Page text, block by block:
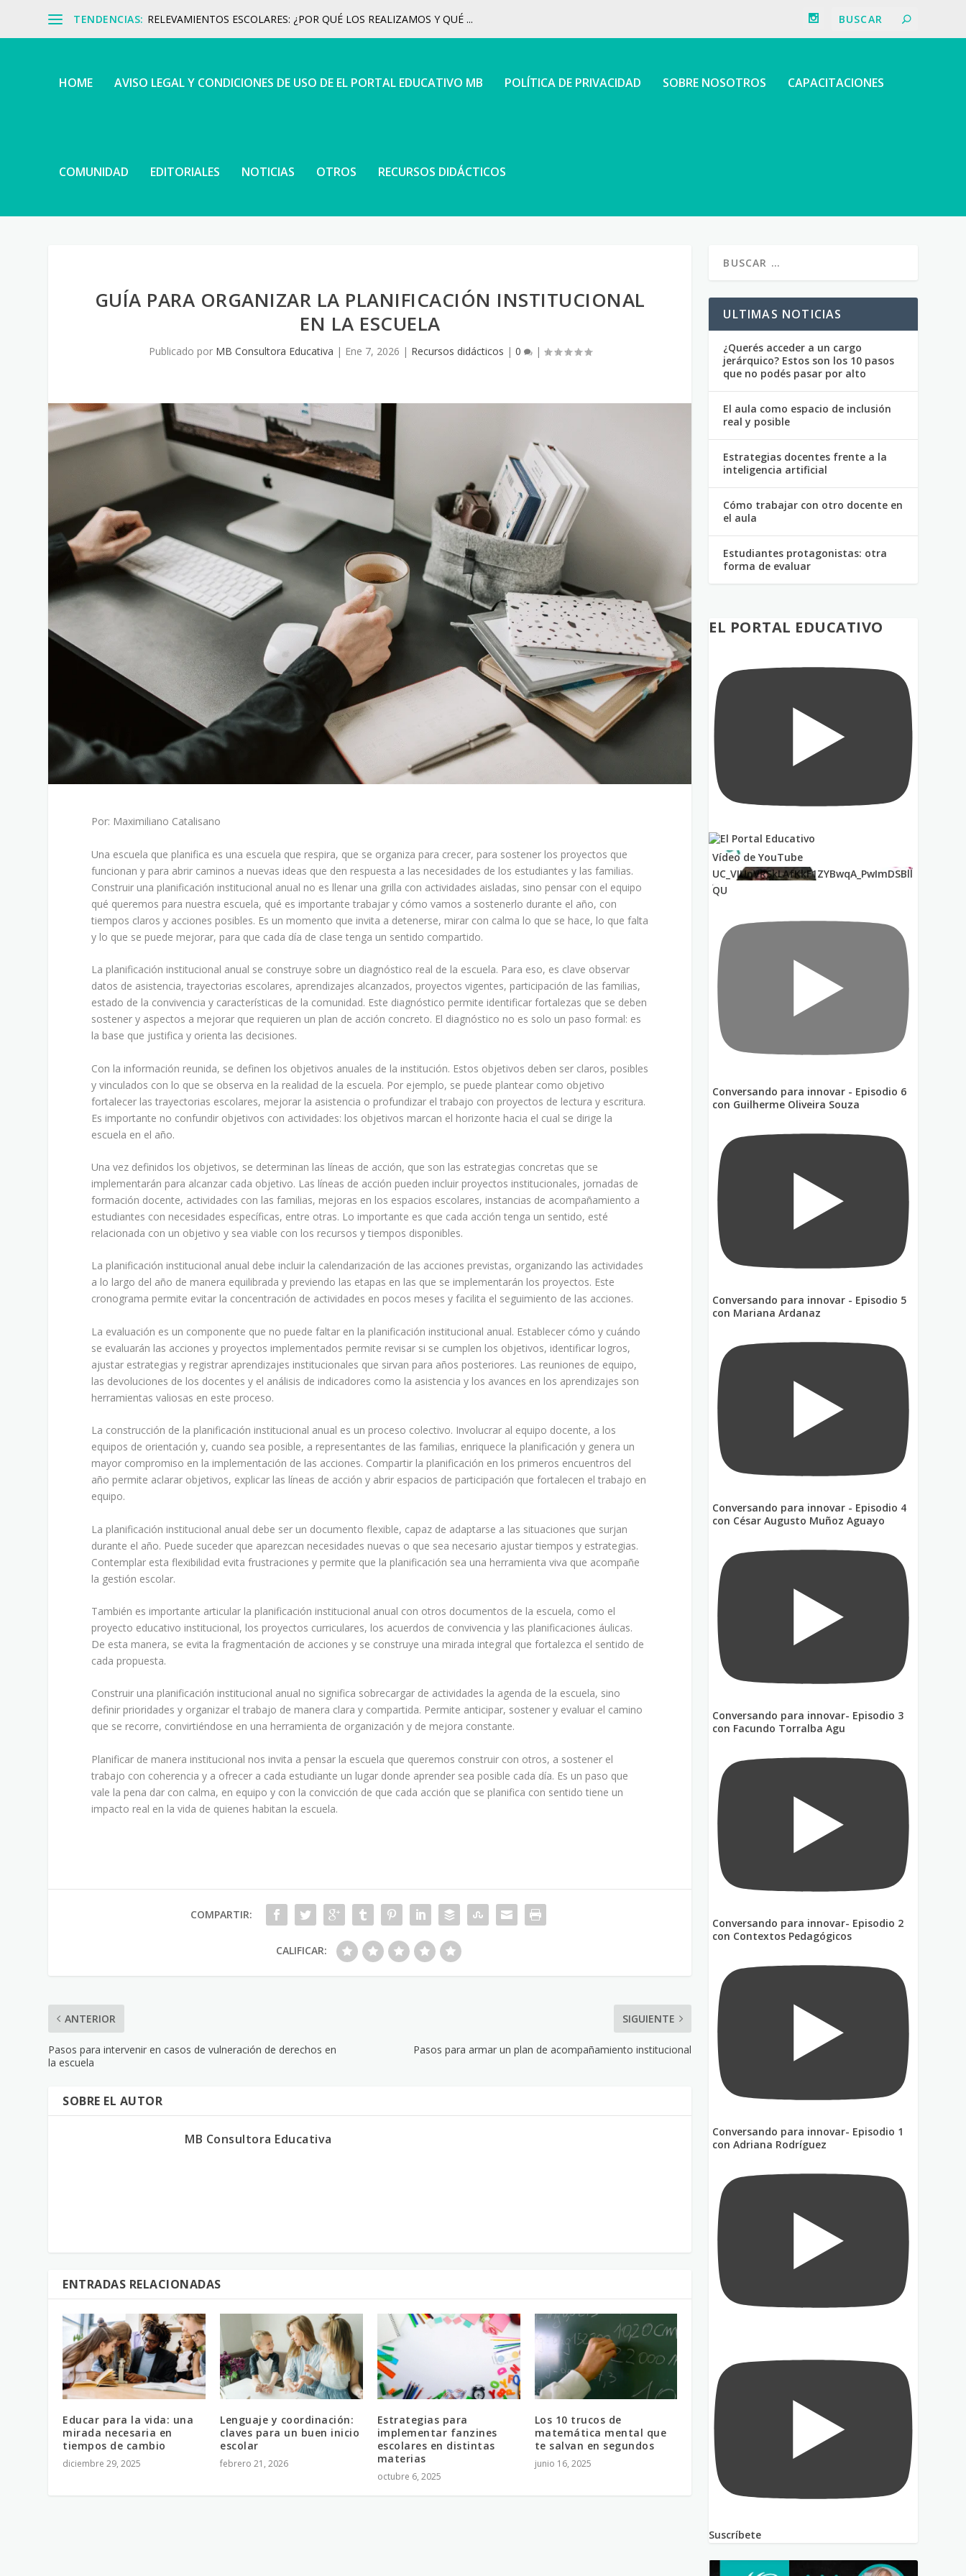
TENDENCIAS: RELEVAMIENTOS ESCOLARES: ¿POR QUÉ LOS REALIZAMOS Y QUÉ ...
HOME AVISO LEGAL Y CONDICIONES DE USO DE EL PORTAL EDUCATIVO MB POLÍTICA DE PRIVACIDAD SOBRE NOSOTROS CAPACITACIONES
COMUNIDAD EDITORIALES NOTICIAS OTROS RECURSOS DIDÁCTICOS
GUÍA PARA ORGANIZAR LA PLANIFICACIÓN INSTITUCIONAL
EN LA ESCUELA
Publicado por MB Consultora Educativa | Ene 7, 2026 | Recursos didácticos | 0 |
Por: Maximiliano Catalisano
Una escuela que planifica es una escuela que respira, que se organiza para crecer, para sostener los proyectos que
funcionan y para abrir caminos a nuevas ideas que den respuesta a las necesidades de los estudiantes y las familias.
Construir una planificación institucional anual no es llenar una grilla con actividades aisladas, sino pensar con el equipo
qué queremos para nuestra escuela, qué es importante trabajar y cómo vamos a sostenerlo durante el año, con
tiempos claros y acciones posibles. Es un momento que invita a detenerse, mirar con calma lo que se hace, lo que falta
y lo que se puede mejorar, para que cada día de clase tenga un sentido compartido.
La planificación institucional anual se construye sobre un diagnóstico real de la escuela. Para eso, es clave observar
datos de asistencia, trayectorias escolares, aprendizajes alcanzados, proyectos vigentes, participación de las familias,
estado de la convivencia y características de la comunidad. Este diagnóstico permite identificar fortalezas que se deben
sostener y aspectos a mejorar que requieren un plan de acción concreto. El diagnóstico no es solo un paso formal: es
la base que justifica y orienta las decisiones.
Con la información reunida, se definen los objetivos anuales de la institución. Estos objetivos deben ser claros, posibles
y vinculados con lo que se observa en la realidad de la escuela. Por ejemplo, se puede plantear como objetivo
fortalecer las trayectorias escolares, mejorar la asistencia o profundizar el trabajo con proyectos de lectura y escritura.
Es importante no confundir objetivos con actividades: los objetivos marcan el horizonte hacia el cual se dirige la
escuela en el año.
Una vez definidos los objetivos, se determinan las líneas de acción, que son las estrategias concretas que se
implementarán para alcanzar cada objetivo. Las líneas de acción pueden incluir proyectos institucionales, jornadas de
formación docente, actividades con las familias, mejoras en los espacios escolares, instancias de acompañamiento a
estudiantes con necesidades específicas, entre otras. Lo importante es que cada acción tenga un sentido, esté
relacionada con un objetivo y sea viable con los recursos y tiempos disponibles.
La planificación institucional anual debe incluir la calendarización de las acciones previstas, organizando las actividades
a lo largo del año de manera equilibrada y previendo las etapas en las que se implementarán los proyectos. Este
cronograma permite evitar la concentración de actividades en pocos meses y facilita el seguimiento de las acciones.
La evaluación es un componente que no puede faltar en la planificación institucional anual. Establecer cómo y cuándo
se evaluarán las acciones y proyectos implementados permite revisar si se cumplen los objetivos, identificar logros,
ajustar estrategias y registrar aprendizajes institucionales que sirvan para años posteriores. Las reuniones de equipo,
las devoluciones de los docentes y el análisis de indicadores como la asistencia y los avances en los aprendizajes son
herramientas valiosas en este proceso.
La construcción de la planificación institucional anual es un proceso colectivo. Involucrar al equipo docente, a los
equipos de orientación y, cuando sea posible, a representantes de las familias, enriquece la planificación y genera un
mayor compromiso en la implementación de las acciones. Compartir la planificación en los primeros encuentros del
año permite aclarar objetivos, explicar las líneas de acción y abrir espacios de participación que fortalecen el trabajo en
equipo.
La planificación institucional anual debe ser un documento flexible, capaz de adaptarse a las situaciones que surjan
durante el año. Puede suceder que aparezcan necesidades nuevas o que sea necesario ajustar tiempos y estrategias.
Contemplar esta flexibilidad evita frustraciones y permite que la planificación sea una herramienta viva que acompañe
la gestión escolar.
También es importante articular la planificación institucional anual con otros documentos de la escuela, como el
proyecto educativo institucional, los proyectos curriculares, los acuerdos de convivencia y las planificaciones áulicas.
De esta manera, se evita la fragmentación de acciones y se construye una mirada integral que fortalezca el sentido de
cada propuesta.
Construir una planificación institucional anual no significa sobrecargar de actividades la agenda de la escuela, sino
definir prioridades y organizar el trabajo de manera clara y compartida. Permite anticipar, sostener y evaluar el camino
que se recorre, convirtiéndose en una herramienta de organización y de mejora constante.
Planificar de manera institucional nos invita a pensar la escuela que queremos construir con otros, a sostener el
trabajo con coherencia y a ofrecer a cada estudiante un lugar donde aprender sea posible cada día. Es un paso que
vale la pena dar con calma, en equipo y con la convicción de que cada acción que se planifica con sentido tiene un
impacto real en la vida de quienes habitan la escuela.
COMPARTIR:
CALIFICAR:
ANTERIOR
Pasos para intervenir en casos de vulneración de derechos en
la escuela
SIGUIENTE
Pasos para armar un plan de acompañamiento institucional
SOBRE EL AUTOR
MB Consultora Educativa
ENTRADAS RELACIONADAS
Educar para la vida: una
mirada necesaria en
tiempos de cambio
diciembre 29, 2025
Lenguaje y coordinación:
claves para un buen inicio
escolar
febrero 21, 2026
Estrategias para
implementar fanzines
escolares en distintas
materias
octubre 6, 2025
Los 10 trucos de
matemática mental que
te salvan en segundos
junio 16, 2025
ULTIMAS NOTICIAS
¿Querés acceder a un cargo
jerárquico? Estos son los 10 pasos
que no podés pasar por alto
El aula como espacio de inclusión
real y posible
Estrategias docentes frente a la
inteligencia artificial
Cómo trabajar con otro docente en
el aula
Estudiantes protagonistas: otra
forma de evaluar
EL PORTAL EDUCATIVO
Vídeo de YouTube
UC_VIUnVRSkLAfKkF1ZYBwqA_PwImDSBll
QU
Conversando para innovar - Episodio 6
con Guilherme Oliveira Souza
Conversando para innovar - Episodio 5
con Mariana Ardanaz
Conversando para innovar - Episodio 4
con César Augusto Muñoz Aguayo
Conversando para innovar- Episodio 3
con Facundo Torralba Agu
Conversando para innovar- Episodio 2
con Contextos Pedagógicos
Conversando para innovar- Episodio 1
con Adriana Rodríguez
Suscríbete